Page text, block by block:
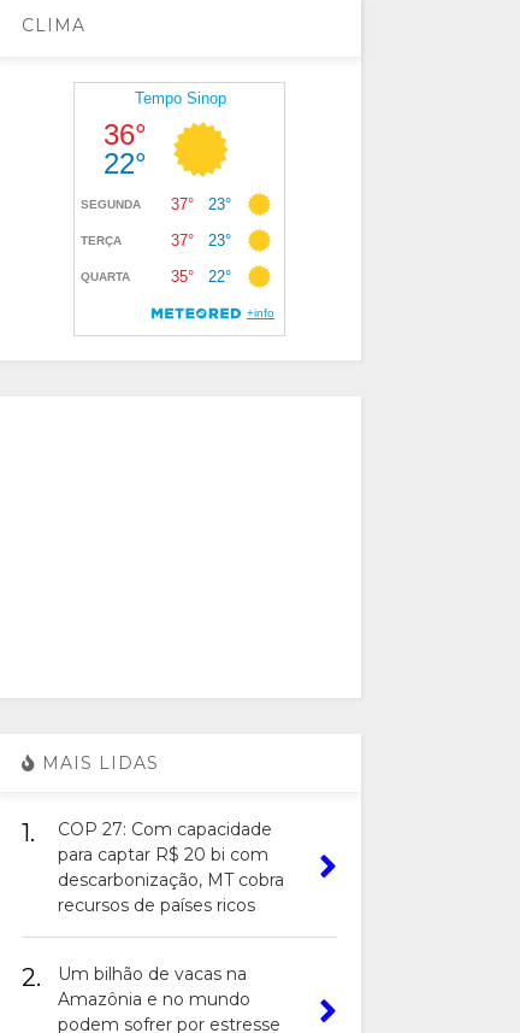
CLIMA
MAIS LIDAS
1.
COP 27: Com capacidade
para captar R$ 20 bi com
descarbonização, MT cobra
recursos de países ricos
2.
Um bilhão de vacas na
Amazônia e no mundo
podem sofrer por estresse